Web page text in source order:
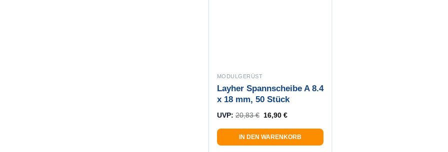
MODULGERÜST
Layher Spannscheibe A 8.4
x 18 mm, 50 Stück
UVP: 20,83€ Ursprünglicher Preis war: 20,83 €
16,90 €Aktueller Preis ist: 16,90 €.
IN DEN WARENKORB